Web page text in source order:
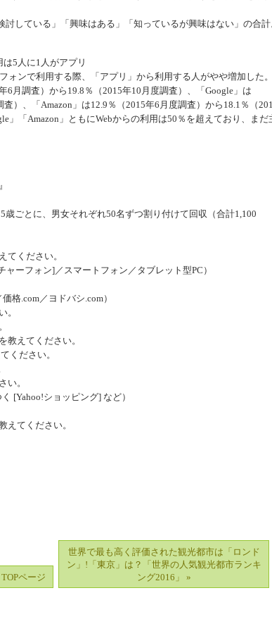
している」「興味はある」「知っているが興味はない」の合計
5人に1人がアプリ
ンで利用する際、「アプリ」から利用する人がやや増加した。
6月調査）から19.8％（2015年10月度調査）、「Google」は
）、「Amazon」は12.9％（2015年6月度調査）から18.1％（
」「Amazon」ともにWebからの利用は50％を超えており、まだ
ごとに、男女それぞれ50名ずつ割り付けて回収（合計1,100
ください。
ーフォン]／スマートフォン／タブレット型PC）
格.com／ヨドバシ.com）
。
教えてください。
ください。
い。
[Yahoo!ショッピング] など）
えてください。
TOPページ
世界で最も高く評価された観光都市は「ロンド
ン」!「東京」は？「世界の人気観光都市ランキ
ング2016」 »